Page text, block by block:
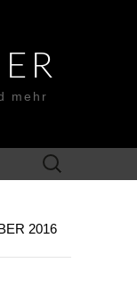
mehr
Suchen
nach:
2016